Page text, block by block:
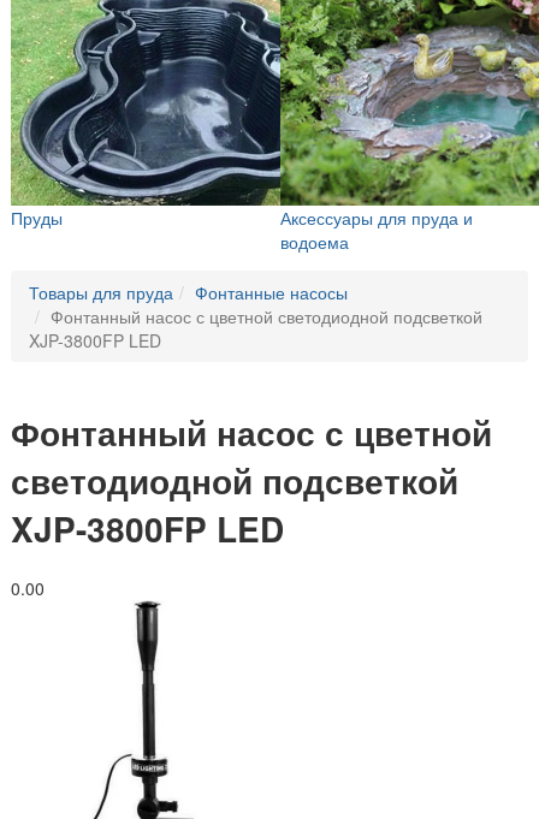
Пруды
Аксессуары для пруда и
водоема
Товары для пруда
Фонтанные насосы
Фонтанный насос с цветной светодиодной подсветкой
XJP-3800FP LED
Фонтанный насос с цветной
светодиодной подсветкой
XJP-3800FP LED
0.00